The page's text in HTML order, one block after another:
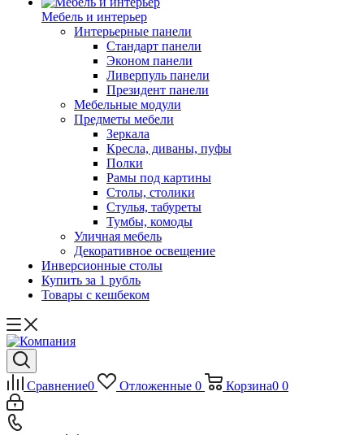
Мебель и интерьер
Интерьерные панели
Стандарт панели
Эконом панели
Ливерпуль панели
Президент панели
Мебельные модули
Предметы мебели
Зеркала
Кресла, диваны, пуфы
Полки
Рамы под картины
Столы, столики
Стулья, табуреты
Тумбы, комоды
Уличная мебель
Декоративное освещение
Инверсионные столы
Купить за 1 рубль
Товары с кешбеком
Сравнение0 Отложенные 0 Корзина0 0